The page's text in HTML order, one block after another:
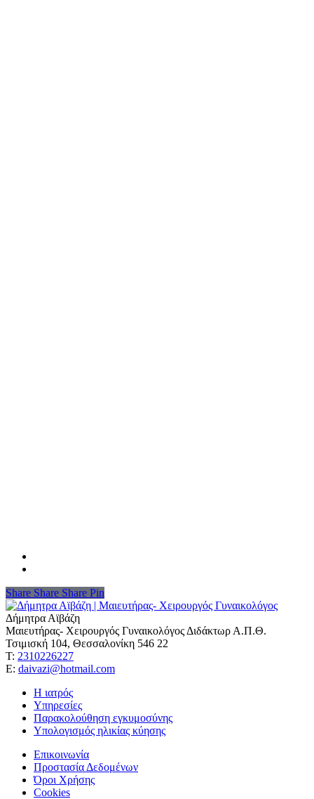
Share
Share Share Share Pin
Δήμητρα Αϊβάζη
Μαιευτήρας- Χειρουργός Γυναικολόγος Διδάκτωρ Α.Π.Θ.
Τσιμισκή 104, Θεσσαλονίκη 546 22
Τ: 2310226227
Ε: daivazi@hotmail.com
Η ιατρός
Υπηρεσίες
Παρακολούθηση εγκυμοσύνης
Υπολογισμός ηλικίας κύησης
Επικοινωνία
Προστασία Δεδομένων
Όροι Χρήσης
Cookies